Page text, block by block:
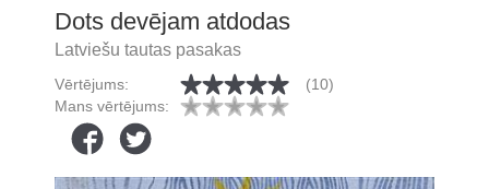
Dots devējam atdodas
Latviešu tautas pasakas
Vērtējums:
(10)
Mans vērtējums: